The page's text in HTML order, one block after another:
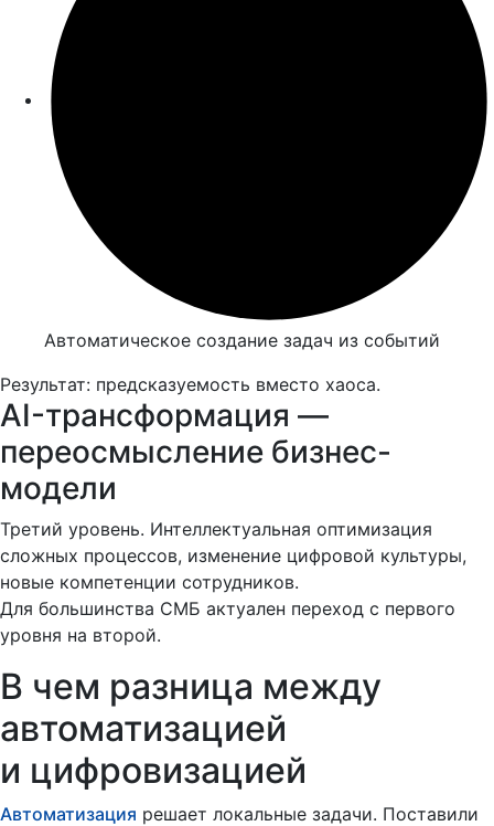
Автоматическое создание задач из событий
Результат: предсказуемость вместо хаоса.
AI-трансформация —
переосмысление бизнес-
модели
Третий уровень. Интеллектуальная оптимизация
сложных процессов, изменение цифровой культуры,
новые компетенции сотрудников.
Для большинства СМБ актуален переход с первого
уровня на второй.
В чем разница между
автоматизацией
и цифровизацией
Автоматизация решает локальные задачи. Поставили